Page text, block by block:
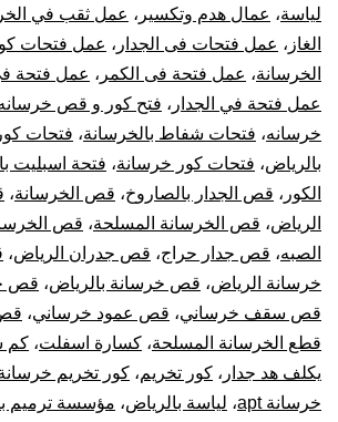
لياسة، عمال هدم وتكسير ، عمل ثقب في
الغاز ، عمل فتحات فى الجدار ، عمل فتحات
الخرسانة، عمل فتحة فى الكمر ، عمل فتحة
عمل فتحة في الجدار ، فتح كور و قص
خرسانه، فتحات شفاط بالخرسانة، فتحات كور
بالرياض، فتحات كور خرسانة، فتحة اسبليت
الكور ، قص الجدار بالصاروخ، قص الخرسانة،
الرياض، قص الخرسانة المسلحة، قص
الصبه، قص جدار حراج، قص جدران الرياض،
خرسانة الرياض، قص خرسانة بالرياض، قص
قص سقف خرساني، قص عمود خرساني،
قطع الخرسانة المسلحة، كسارة اسفلت، كم
يكلف هد جدار ، كور تخريم، كور تخريم
خرسانة apt
، لياسة بالرياض، مؤسسة ترميم